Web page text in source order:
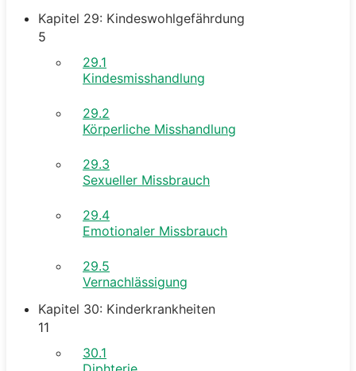
Kapitel 29: Kindeswohlgefährdung
5
29.1
Kindesmisshandlung
29.2
Körperliche Misshandlung
29.3
Sexueller Missbrauch
29.4
Emotionaler Missbrauch
29.5
Vernachlässigung
Kapitel 30: Kinderkrankheiten
11
30.1